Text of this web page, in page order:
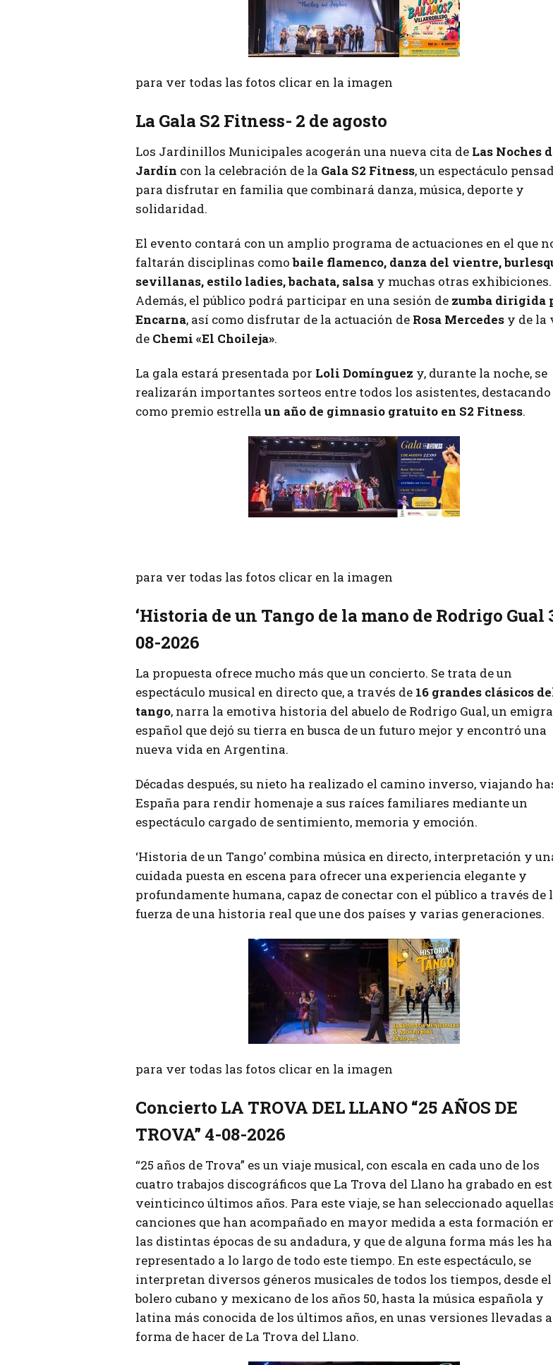
para ver todas las fotos clicar en la imagen
La Gala S2 Fitness- 2 de agosto
Los Jardinillos Municipales acogerán una nueva cita de Las Noches
Jardín con la celebración de la Gala S2 Fitness, un espectáculo
para disfrutar en familia que combinará danza, música, deporte y
solidaridad.
El evento contará con un amplio programa de actuaciones en el que
faltarán disciplinas comobaile flamenco, danza del vientre,
sevillanas, estilo ladies, bachata, salsa y muchas otras exhibiciones.
Además, el público podrá participar en una sesión de zumba dirigida
Encarna, así como disfrutar de la actuación de Rosa Mercedes y de la
de Chemi «El Choileja».
La gala estará presentada por Loli Domínguez y, durante la noche, se
realizarán importantes sorteos entre todos los asistentes, destacando
como premio estrella un año de gimnasio gratuito en S2 Fitness.
para ver todas las fotos clicar en la imagen
‘Historia de un Tango de la mano de Rodrigo Gual
08-2026
La propuesta ofrece mucho más que un concierto. Se trata de un
espectáculo musical en directo que, a través de 16 grandes clásicos
tango, narra la emotiva historia del abuelo de Rodrigo Gual, un
español que dejó su tierra en busca de un futuro mejor y encontró una
nueva vida en Argentina.
Décadas después, su nieto ha realizado el camino inverso, viajando
España para rendir homenaje a sus raíces familiares mediante un
espectáculo cargado de sentimiento, memoria y emoción.
‘Historia de un Tango’ combina música en directo, interpretación y
cuidada puesta en escena para ofrecer una experiencia elegante y
profundamente humana, capaz de conectar con el público a través de
fuerza de una historia real que une dos países y varias generaciones.
para ver todas las fotos clicar en la imagen
Concierto LA TROVA DEL LLANO “25 AÑOS DE
TROVA” 4-08-2026
“25 años de Trova” es un viaje musical, con escala en cada uno de los
cuatro trabajos discográficos que La Trova del Llano ha grabado en
veinticinco últimos años. Para este viaje, se han seleccionado
canciones que han acompañado en mayor medida a esta formación
las distintas épocas de su andadura, y que de alguna forma más les
representado a lo largo de todo este tiempo. En este espectáculo, se
interpretan diversos géneros musicales de todos los tiempos, desde el
bolero cubano y mexicano de los años 50, hasta la música española y
latina más conocida de los últimos años, en unas versiones llevadas
forma de hacer de La Trova del Llano.